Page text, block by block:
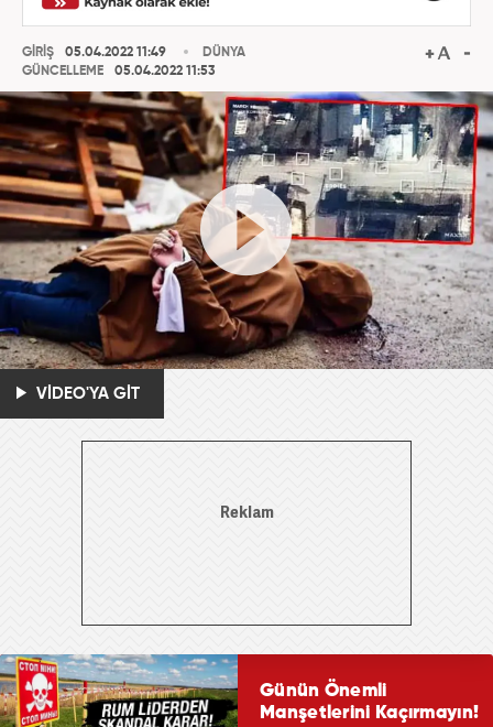
GİRİŞ
05.04.2022 11:49
GÜNCELLEME
05.04.2022 11:53
DÜNYA
VİDEO'YA GİT